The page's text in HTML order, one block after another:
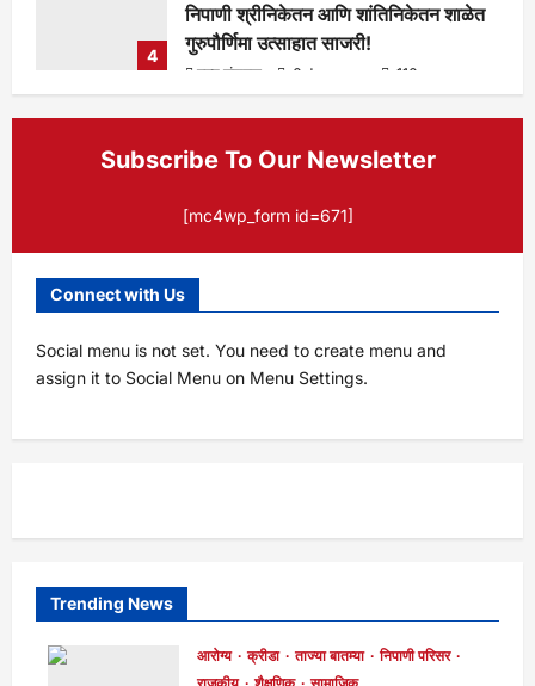
4
निपाणी श्रीनिकेतन आणि शांतिनिकेतन शाळेत
गुरुपौर्णिमा उत्साहात साजरी!
मुख्य संपादक 6 days ago 116
Subscribe To Our Newsletter
[mc4wp_form id=671]
Connect with Us
Social menu is not set. You need to create menu and
assign it to Social Menu on Menu Settings.
Trending News
आरोग्य क्रीडा ताज्या बातम्या
निपाणी परिसर